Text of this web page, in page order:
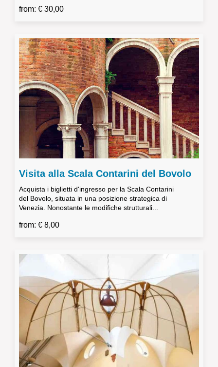
from: € 30,00
Visita alla Scala Contarini del Bovolo
Acquista i biglietti d'ingresso per la Scala Contarini
del Bovolo, situata in una posizione strategica di
Venezia. Nonostante le modifiche strutturali...
from: € 8,00